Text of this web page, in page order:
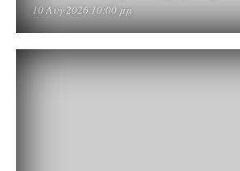
10 Αυγ 2026 10:00 μμ